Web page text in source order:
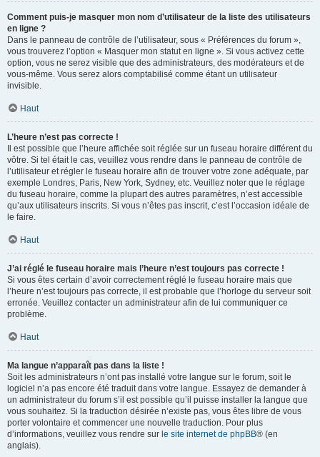
Comment puis-je masquer mon nom d’utilisateur de la liste des utilisateurs
en ligne ?
Dans le panneau de contrôle de l’utilisateur, sous « Préférences du forum »,
vous trouverez l’option « Masquer mon statut en ligne ». Si vous activez cette
option, vous ne serez visible que des administrateurs, des modérateurs et de
vous-même. Vous serez alors comptabilisé comme étant un utilisateur
invisible.
Haut
L’heure n’est pas correcte !
Il est possible que l’heure affichée soit réglée sur un fuseau horaire différent du
vôtre. Si tel était le cas, veuillez vous rendre dans le panneau de contrôle de
l’utilisateur et régler le fuseau horaire afin de trouver votre zone adéquate, par
exemple Londres, Paris, New York, Sydney, etc. Veuillez noter que le réglage
du fuseau horaire, comme la plupart des autres paramètres, n’est accessible
qu’aux utilisateurs inscrits. Si vous n’êtes pas inscrit, c’est l’occasion idéale de
le faire.
Haut
J’ai réglé le fuseau horaire mais l’heure n’est toujours pas correcte !
Si vous êtes certain d’avoir correctement réglé le fuseau horaire mais que
l’heure n’est toujours pas correcte, il est probable que l’horloge du serveur soit
erronée. Veuillez contacter un administrateur afin de lui communiquer ce
problème.
Haut
Ma langue n’apparaît pas dans la liste !
Soit les administrateurs n’ont pas installé votre langue sur le forum, soit le
logiciel n’a pas encore été traduit dans votre langue. Essayez de demander à
un administrateur du forum s’il est possible qu’il puisse installer la langue que
vous souhaitez. Si la traduction désirée n’existe pas, vous êtes libre de vous
porter volontaire et commencer une nouvelle traduction. Pour plus
d’informations, veuillez vous rendre sur le site internet de phpBB® (en
anglais).